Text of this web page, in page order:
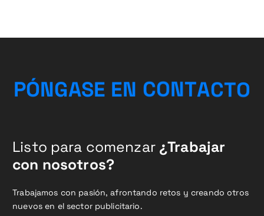
PÓNGASE EN CONTACTO
Listo para comenzar¿Trabajar
con nosotros?
Trabajamos con pasión, afrontando retos y creando otros
nuevos en el sector publicitario.